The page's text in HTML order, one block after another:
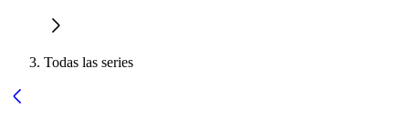
Todas las series